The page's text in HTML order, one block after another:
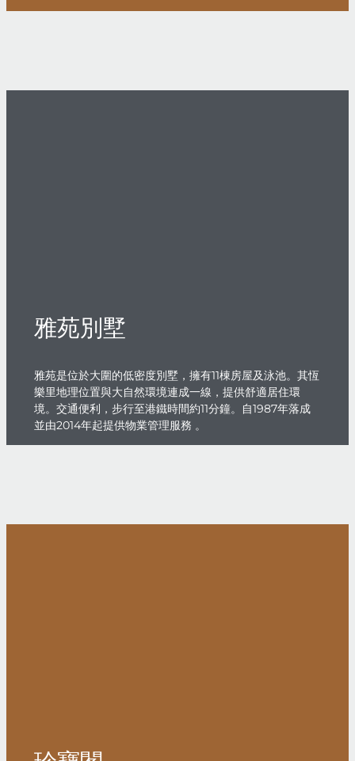
雅苑別墅
雅苑是位於大圍的低密度別墅，擁有11棟房屋及泳池。其恆
樂里地理位置與大自然環境連成一線，提供舒適居住環
境。交通便利，步行至港鐵時間約11分鐘。自1987年落成
並由2014年起提供物業管理服務 。